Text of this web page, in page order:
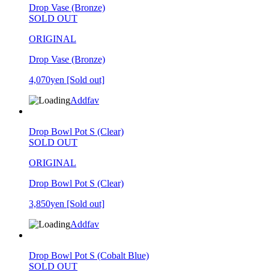
Drop Vase (Bronze)
SOLD OUT
ORIGINAL
Drop Vase (Bronze)
4,070yen [Sold out]
Addfav
Drop Bowl Pot S (Clear)
SOLD OUT
ORIGINAL
Drop Bowl Pot S (Clear)
3,850yen [Sold out]
Addfav
Drop Bowl Pot S (Cobalt Blue)
SOLD OUT